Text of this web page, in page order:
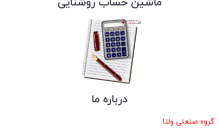
درباره ما
گروه صنعتی ولتا: